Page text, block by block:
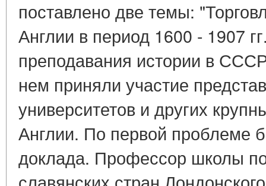
поставлено две темы:
Англии в период 1600 - 1907
преподавания истории в
нем приняли участие
университетов и других
Англии. По первой проблеме
доклада. Профессор школы